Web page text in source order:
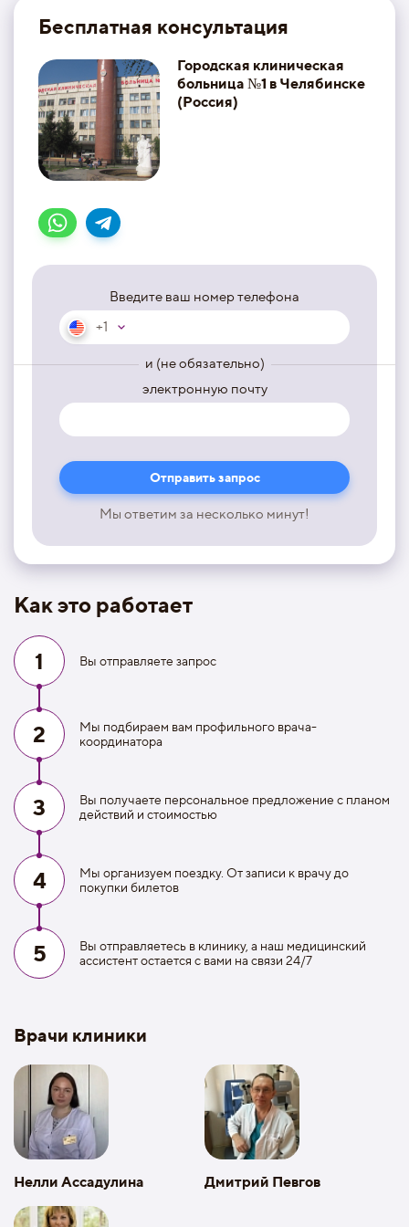
Бесплатная консультация
Городская клиническая
больница №1 в Челябинске
(Россия)
Введите ваш номер телефона
+1
и (не обязательно)
электронную почту
Мы ответим за несколько минут!
Как это работает
1 Вы отправляете запрос
2
Мы подбираем вам профильного врача-
координатора
3
Вы получаете персональное предложение с планом
действий и стоимостью
4
Мы организуем поездку. От записи к врачу до
покупки билетов
5
Вы отправляетесь в клинику, а наш медицинский
ассистент остается с вами на связи 24/7
Врачи клиники
Нелли Ассадулина Дмитрий Певгов